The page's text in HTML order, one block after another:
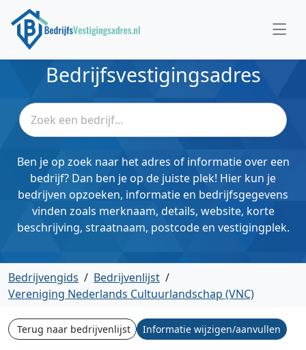
Bedrijfsvestigingsadres
Ben je op zoek naar het adres of informatie over een
bedrijf? Dan ben je op de juiste plek! Hier kun je
bedrijven opzoeken, informatie en bedrijfsgegevens
vinden zoals merknaam, details, website, korte
beschrijving, straatnaam, postcode en vestigingplek.
Bedrijvengids / Bedrijvenlijst /
Vereniging Nederlands Cultuurlandschap (VNC)
Terug naar bedrijvenlijst Informatie wijzigen/aanvullen